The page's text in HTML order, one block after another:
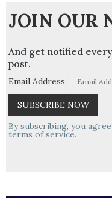
JOIN OUR
And get notified
post.
Email Address
By subscribing, you
terms of service.